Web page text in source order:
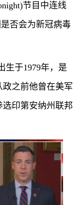
节目中连线
否会为新冠病毒
生于1979年，是
之前他曾在美军
选印第安纳州联邦